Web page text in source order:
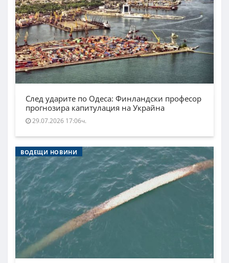
След ударите по Одеса: Финландски професор
прогнозира капитулация на Украйна
29.07.2026 17:06ч.
ВОДЕЩИ НОВИНИ